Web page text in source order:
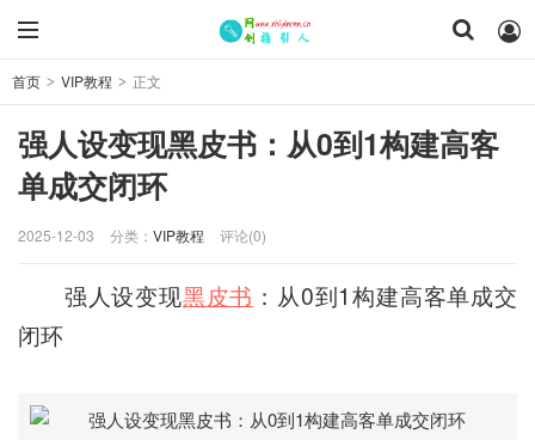
首页 > VIP教程 > 正文
强人设变现黑皮书：从0到1构建高客
单成交闭环
2025-12-03 分类： VIP教程 评论(0)
强人设变现黑皮书 ：从0到1构建高客单成交
闭环